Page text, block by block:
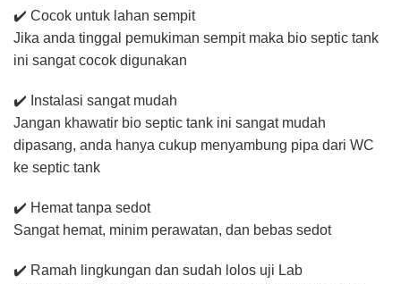
✔️ Cocok untuk lahan sempit
Jika anda tinggal pemukiman sempit maka bio septic tank
ini sangat cocok digunakan
✔️ Instalasi sangat mudah
Jangan khawatir bio septic tank ini sangat mudah
dipasang, anda hanya cukup menyambung pipa dari WC
ke septic tank
✔️ Hemat tanpa sedot
Sangat hemat, minim perawatan, dan bebas sedot
✔️ Ramah lingkungan dan sudah lolos uji Lab